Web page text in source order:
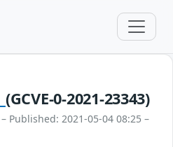
(GCVE-0-2021-23343)
– Published: 2021-05-04 08:25 –